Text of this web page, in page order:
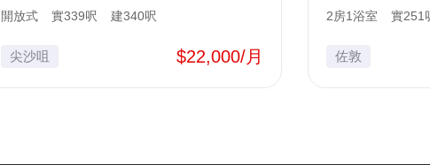
開放式 實339呎 建340呎
尖沙咀 $22,000/月
2房1浴室 實251
佐敦